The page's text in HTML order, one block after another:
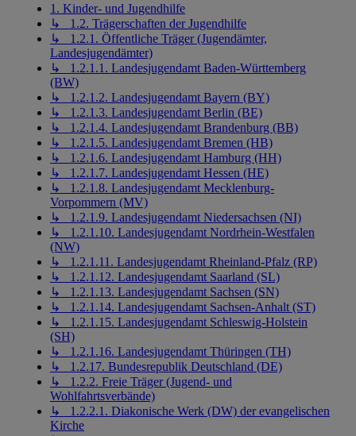
1. Kinder- und Jugendhilfe
↳ 1.2. Trägerschaften der Jugendhilfe
↳ 1.2.1. Öffentliche Träger (Jugendämter,
Landesjugendämter)
↳ 1.2.1.1. Landesjugendamt Baden-Württemberg
(BW)
↳ 1.2.1.2. Landesjugendamt Bayern (BY)
↳ 1.2.1.3. Landesjugendamt Berlin (BE)
↳ 1.2.1.4. Landesjugendamt Brandenburg (BB)
↳ 1.2.1.5. Landesjugendamt Bremen (HB)
↳ 1.2.1.6. Landesjugendamt Hamburg (HH)
↳ 1.2.1.7. Landesjugendamt Hessen (HE)
↳ 1.2.1.8. Landesjugendamt Mecklenburg-
Vorpommern (MV)
↳ 1.2.1.9. Landesjugendamt Niedersachsen (NI)
↳ 1.2.1.10. Landesjugendamt Nordrhein-Westfalen
(NW)
↳ 1.2.1.11. Landesjugendamt Rheinland-Pfalz (RP)
↳ 1.2.1.12. Landesjugendamt Saarland (SL)
↳ 1.2.1.13. Landesjugendamt Sachsen (SN)
↳ 1.2.1.14. Landesjugendamt Sachsen-Anhalt (ST)
↳ 1.2.1.15. Landesjugendamt Schleswig-Holstein
(SH)
↳ 1.2.1.16. Landesjugendamt Thüringen (TH)
↳ 1.2.17. Bundesrepublik Deutschland (DE)
↳ 1.2.2. Freie Träger (Jugend- und
Wohlfahrtsverbände)
↳ 1.2.2.1. Diakonische Werk (DW) der evangelischen
Kirche